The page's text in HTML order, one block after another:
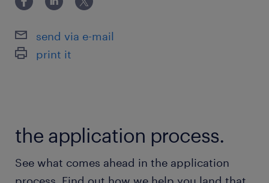
・投資プロダクトに関する知識、または業務経験
保険
健康保険 厚生年金保険 雇用保険
年収1,000 ～ 1,500万円
ーター（販売会社）のオンボーディング、ファ
send via e-mail
print it
the application process.
See what comes ahead in the application